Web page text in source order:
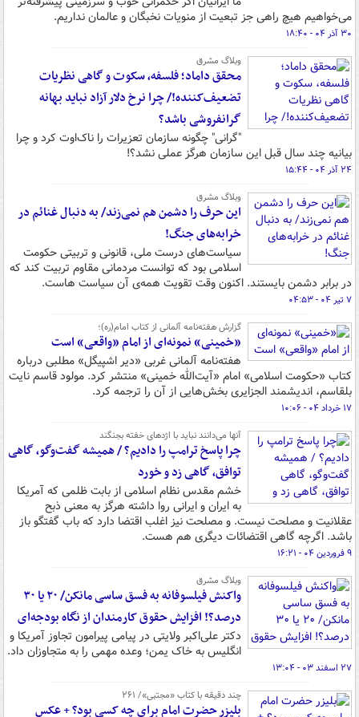
می‌خواهیم هیچ راهی جز تبعیت از منویات نخبگان و عالمان نداریم.
۳۰ آذر ۰۴ - ۱۸:۴۰
وبلاگ مشرق
محقق داماد؛ فلسفه، سکوت و گاهی نظریات
تضعیف‌کننده!/ چرا نرخ دلار آزاد نباید بهانه
گرانفروشی باشد؟
"گرانی" چگونه سازمان تعزیرات را ناک‌اوت کرد و چرا
بیانیه چند سال قبل این سازمان هرگز عملی نشد؟!
۲۴ آذر ۰۴ - ۱۵:۴۴
وبلاگ مشرق
این حرف را دشمن هم نمی‌زند/ به دنبال غنائم در
خرابه‌های جنگ!
سیاست‌های درست ملی، قانونی و تربیتی حکومت
اسلامی بود که توانست مردمانی مقاوم تربیت کند که
در برابر دشمن بایستند. اکنون وقت تقویت همه‌ی آن سیاست هاست.
۷ تیر ۰۴ - ۰۴:۵۳
گزارش هفته‌نامه آلمانی از کتاب امام(ره)؛
«خمینی» نمونه‌ای از امام «واقعی» است
هفته‌نامه آلمانی غربی «دیر اشپیگل» مطلبی درباره
کتاب «حکومت اسلامی» امام «آیت‌الله خمینی» منتشر کرد. مولود قاسم نایت
بلقاسم، اندیشمند الجزایری بخش‌هایی از آن را ترجمه کرد.
۱۷ خرداد ۰۴ - ۱۰:۰۶
آنها می‌دانند نباید با اژدهای خفته بجنگند
چرا پاسخ ترامپ را دادیم؟ / همیشه گفت‌وگو، گاهی
توافق، گاهی زد و خورد
خشم مقدس نظام اسلامی از بابت ظلمی که آمریکا
به ایران و ایرانی روا داشته هرگز به معنی ذبح
عقلانیت و مصلحت نیست. و مصلحت نیز اغلب اقتضا دارد که باب گفتگو باز
باشد. اگرچه گاهی اقتضائات دیگری هم هست.
۹ فروردین ۰۴ - ۱۶:۲۱
وبلاگ مشرق
واکنش فیلسوفانه به فسق ساسی مانکن/ ۲۰ یا ۳۰
درصد؟! افزایش حقوق کارمندان از نگاه بودجه‌ای
دکتر علی‌اکبر ولایتی در پیامی پیرامون تجاوز آمریکا و
انگلیس به خاک یمن؛ وعده مهمی را به متجاوزان داد.
۲۷ اسفند ۰۳ - ۱۳:۰۴
چند دقیقه با کتاب‌ «مجتبی»/ ۲۶۱
بلیزر حضرت امام برای چه کسی بود؟ + عکس